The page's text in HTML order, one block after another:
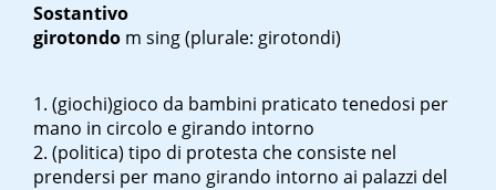
Sostantivo
girotondo m sing(plurale: girotondi)
(giochi)gioco da bambini praticato tenedosi per
mano in circolo e girando intorno
(politica) tipo di protesta che consiste nel
prendersi per mano girando intorno ai palazzi del